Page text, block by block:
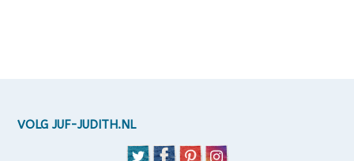
VOLG JUF-JUDITH.NL